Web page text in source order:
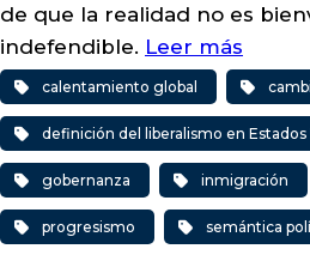
de que la realidad no es
indefendible. Leer más
calentamiento global
definición del liberalismo en Estados
gobernanza inmigración
progresismo semántica